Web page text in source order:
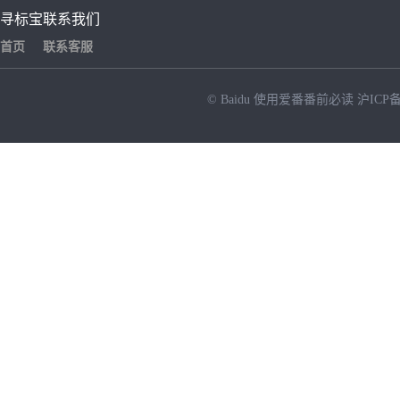
寻标宝
首页
联系我们
联系客服
© Baidu 使用爱番番前必读 沪ICP